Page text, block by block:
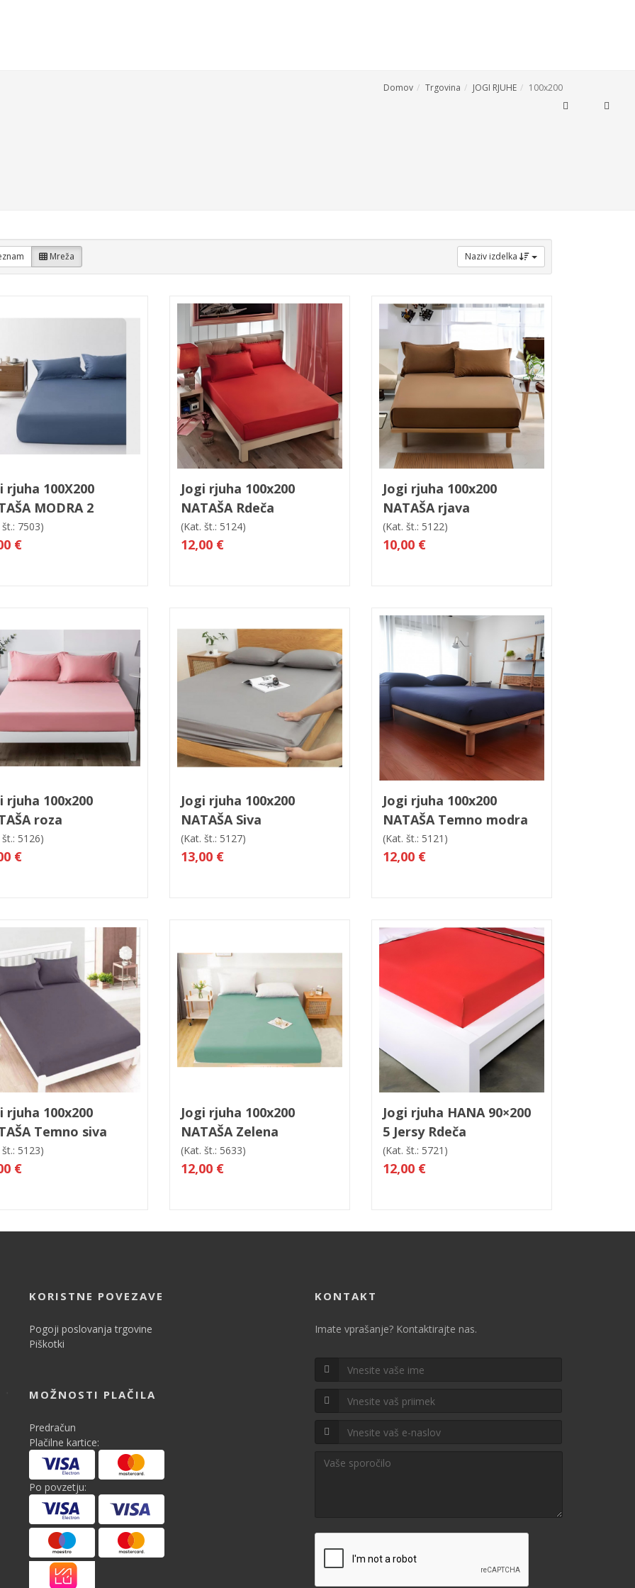
Domov Trgovina JOGI RJUHE 100x200
Mreža Naziv izdelka
košarico Hitri ogled
rjuha 100X200
MODRA 2
7503)
€
V košarico Hitri ogled
Jogi rjuha 100x200
NATAŠA Rdeča
(Kat. št.: 5124)
12,00 €
V košarico Hitri ogled
Jogi rjuha 100x200
NATAŠA rjava
(Kat. št.: 5122)
10,00 €
košarico Hitri ogled
rjuha 100x200
roza
5126)
€
V košarico Hitri ogled
Jogi rjuha 100x200
NATAŠA Siva
(Kat. št.: 5127)
13,00 €
V košarico Hitri ogled
Jogi rjuha 100x200
NATAŠA Temno modra
(Kat. št.: 5121)
12,00 €
košarico Hitri ogled
rjuha 100x200
Temno siva
5123)
€
V košarico Hitri ogled
Jogi rjuha 100x200
NATAŠA Zelena
(Kat. št.: 5633)
12,00 €
V košarico Hitri ogled
Jogi rjuha HANA 90×200
5 Jersy Rdeča
(Kat. št.: 5721)
12,00 €
KORISTNE POVEZAVE
Pogoji poslovanja trgovine
Piškotki
MOŽNOSTI PLAČILA
Predračun
Plačilne kartice:
Po povzetju:
KONTAKT
Imate vprašanje? Kontaktirajte nas.